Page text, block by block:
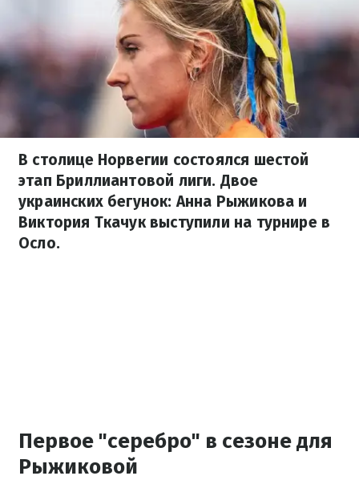
В столице Норвегии состоялся шестой
этап Бриллиантовой лиги. Двое
украинских бегунок: Анна Рыжикова и
Виктория Ткачук выступили на турнире в
Осло.
Первое "серебро" в сезоне для
Рыжиковой